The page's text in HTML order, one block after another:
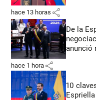
hace 13 horas share
De la
anunció
hace 1 hora share
10